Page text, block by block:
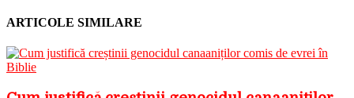
ARTICOLE SIMILARE